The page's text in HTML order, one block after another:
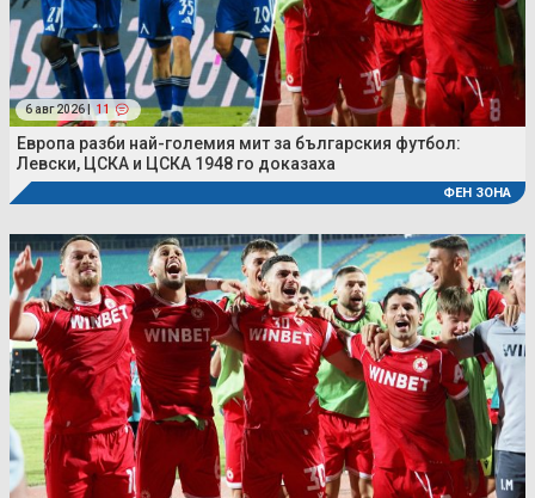
6 авг 2026 | 11
Европа разби най-големия мит за българския футбол:
Левски, ЦСКА и ЦСКА 1948 го доказаха
ФЕН ЗОНА